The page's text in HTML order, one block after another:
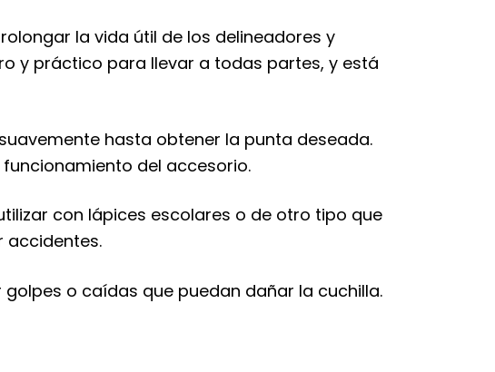
la vida útil de los delineadores y
y práctico para llevar a todas partes, y está
hasta obtener la punta deseada.
del accesorio.
con lápices escolares o de otro tipo que
accidentes.
o caídas que puedan dañar la cuchilla.